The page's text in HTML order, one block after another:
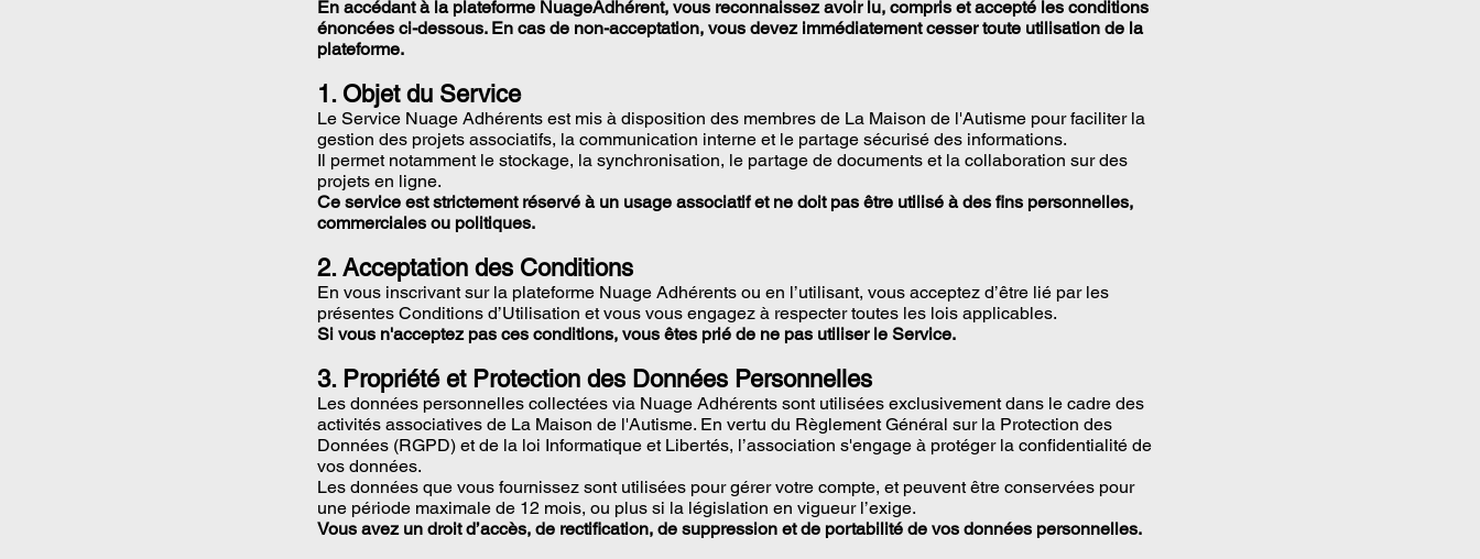
En accédant à la plateforme NuageAdhérent, vous reconnaissez avoir lu, compris et accepté les conditions
énoncées ci-dessous. En cas de non-acceptation, vous devez immédiatement cesser toute utilisation de la
plateforme.
1. Objet du Service
Le Service Nuage Adhérents est mis à disposition des membres de La Maison de l'Autisme pour faciliter la
gestion des projets associatifs, la communication interne et le partage sécurisé des informations.
Il permet notamment le stockage, la synchronisation, le partage de documents et la collaboration sur des
projets en ligne.
Ce service est strictement réservé à un usage associatif et ne doit pas être utilisé à des fins personnelles,
commerciales ou politiques.
2. Acceptation des Conditions
En vous inscrivant sur la plateforme Nuage Adhérents ou en l’utilisant, vous acceptez d’être lié par les
présentes Conditions d’Utilisation et vous vous engagez à respecter toutes les lois applicables.
Si vous n'acceptez pas ces conditions, vous êtes prié de ne pas utiliser le Service.
3. Propriété et Protection des Données Personnelles
Les données personnelles collectées via Nuage Adhérents sont utilisées exclusivement dans le cadre des
activités associatives de La Maison de l'Autisme. En vertu du Règlement Général sur la Protection des
Données (RGPD) et de la loi Informatique et Libertés, l’association s'engage à protéger la confidentialité de
vos données.
Les données que vous fournissez sont utilisées pour gérer votre compte, et peuvent être conservées pour
une période maximale de 12 mois, ou plus si la législation en vigueur l’exige.
Vous avez un droit d’accès, de rectification, de suppression et de portabilité de vos données personnelles.